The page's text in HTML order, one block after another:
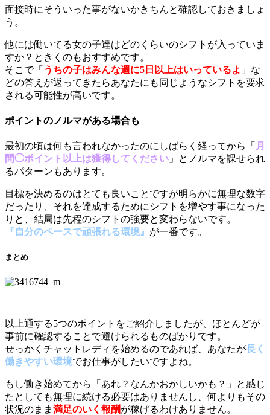
面接時にそういった事がないかきちんと確認しておきましょ
う。
他には働いてる女の子達はどのくらいのシフトが入っていま
すか？ときくのもおすすめです。
そこで「 うちの子はみんな週に5日以上はいっているよ 」な
どの答えが返ってきたらあなたにも同じようなシフトを要求
される可能性が高いです。
ポイントのノルマがある場合も
最初の頃は何も言われなかったのにしばらく経ってから「 月
間◯ポイント以上は獲得してください 」とノルマを課せられ
るパターンもあります。
目標を決めるのはとても良いことですが明らかに無理な数字
だったり、それを達成するためにシフトを増やす事になった
りと、結局は先程のシフトの強要と変わらないです。
『自分のペースで頑張れる環境』 が一番です。
まとめ
以上通する5つのポイントをご紹介しましたが、ほとんどが
事前に確認することで避けられるものばかりです。
せっかくチャットレディを始めるのであれば、あなたが長く
働きやすい環境でお仕事がしたいですよね。
もし働き始めてから「あれ？なんかおかしいかも？」と感じ
たとしても無理に続ける必要はありませんし、何よりもその
状況のまま 満足のいく報酬が稼げるわけありません。